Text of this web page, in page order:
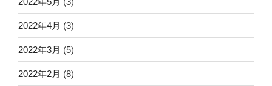
2022年4月 (3)
2022年3月 (5)
2022年2月 (8)